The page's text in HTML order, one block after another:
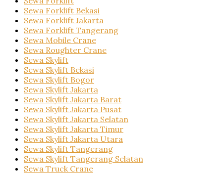
Sewa Forklift Bekasi
Sewa Forklift Jakarta
Sewa Forklift Tangerang
Sewa Mobile Crane
Sewa Roughter Crane
Sewa Skylift
Sewa Skylift Bekasi
Sewa Skylift Bogor
Sewa Skylift Jakarta
Sewa Skylift Jakarta Barat
Sewa Skylift Jakarta Pusat
Sewa Skylift Jakarta Selatan
Sewa Skylift Jakarta Timur
Sewa Skylift Jakarta Utara
Sewa Skylift Tangerang
Sewa Skylift Tangerang Selatan
Sewa Truck Crane